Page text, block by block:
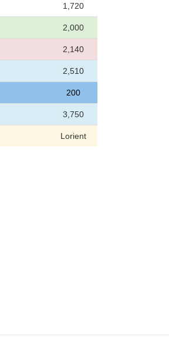
1,720
2,000
2,140
2,510
200
3,750
Lorient